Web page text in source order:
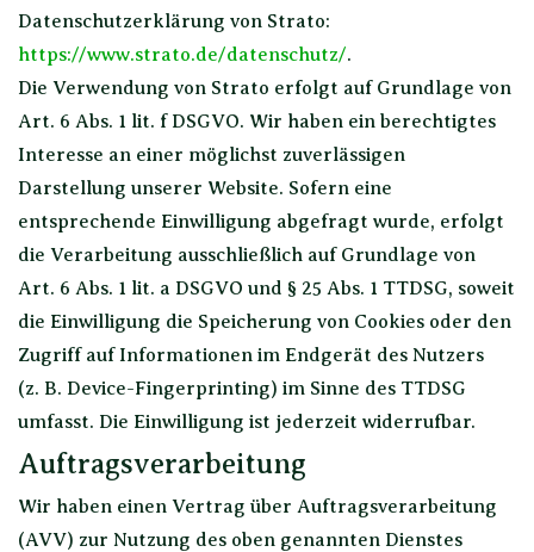
Datenschutzerklärung von Strato:
https://www.strato.de/datenschutz/.
Die Verwendung von Strato erfolgt auf Grundlage von
Art. 6 Abs. 1 lit. f DSGVO. Wir haben ein berechtigtes
Interesse an einer möglichst zuverlässigen
Darstellung unserer Website. Sofern eine
entsprechende Einwilligung abgefragt wurde, erfolgt
die Verarbeitung ausschließlich auf Grundlage von
Art. 6 Abs. 1 lit. a DSGVO und § 25 Abs. 1 TTDSG, soweit
die Einwilligung die Speicherung von Cookies oder den
Zugriff auf Informationen im Endgerät des Nutzers
(z. B. Device-Fingerprinting) im Sinne des TTDSG
umfasst. Die Einwilligung ist jederzeit widerrufbar.
Auftragsverarbeitung
Wir haben einen Vertrag über Auftragsverarbeitung
(AVV) zur Nutzung des oben genannten Dienstes